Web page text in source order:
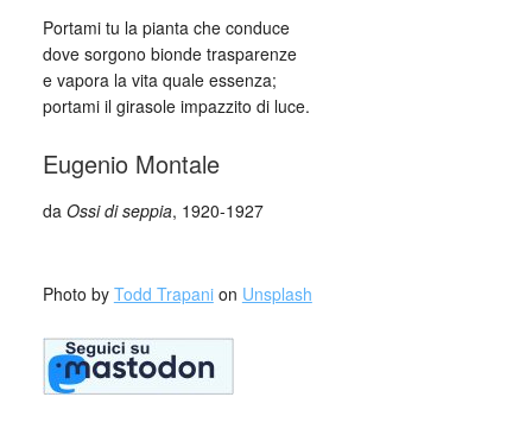
Portami tu la pianta che conduce
dove sorgono bionde trasparenze
e vapora la vita quale essenza;
portami il girasole impazzito di luce.
Eugenio Montale
da Ossi di seppia, 1920-1927
Photo by Todd Trapanion Unsplash